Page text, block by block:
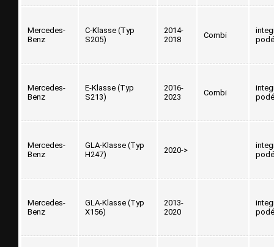
Mercedes-
Benz
C-Klasse (Typ
S205)
2014-
2018
Combi
Mercedes-
Benz
E-Klasse (Typ
S213)
2016-
2023
Combi
Mercedes-
Benz
GLA-Klasse (Typ
H247)
2020->
Mercedes-
Benz
GLA-Klasse (Typ
X156)
2013-
2020